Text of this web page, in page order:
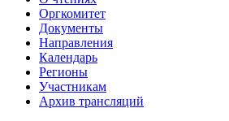
Оргкомитет
Документы
Направления
Календарь
Регионы
Участникам
Архив трансляций